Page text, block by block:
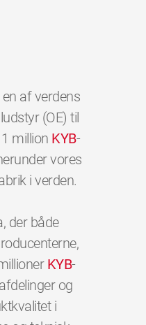
af verdens
(OE) til
million KYB-
vores
i verden.
der både
KYB-
og
i